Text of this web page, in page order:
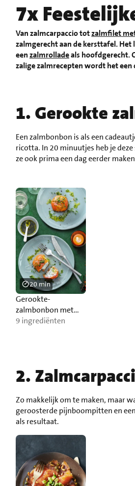
7x
Van zalmcarpaccio totzalmfilet
zalmgerecht aan de kersttafel. Het
eenzalmrolladeals hoofdgerecht.
zalige zalmrecepten wordt het een
1. Gerookte
Een zalmbonbon is als een
ricotta. In 20 minuutjes heb je
ze ook prima een dag eerder
Gerookte-
zalmbonbon met
citroen-
9 ingrediënten
20 min
2.
Zo makkelijk om te maken, maar
geroosterde pijnboompitten en
als resultaat.